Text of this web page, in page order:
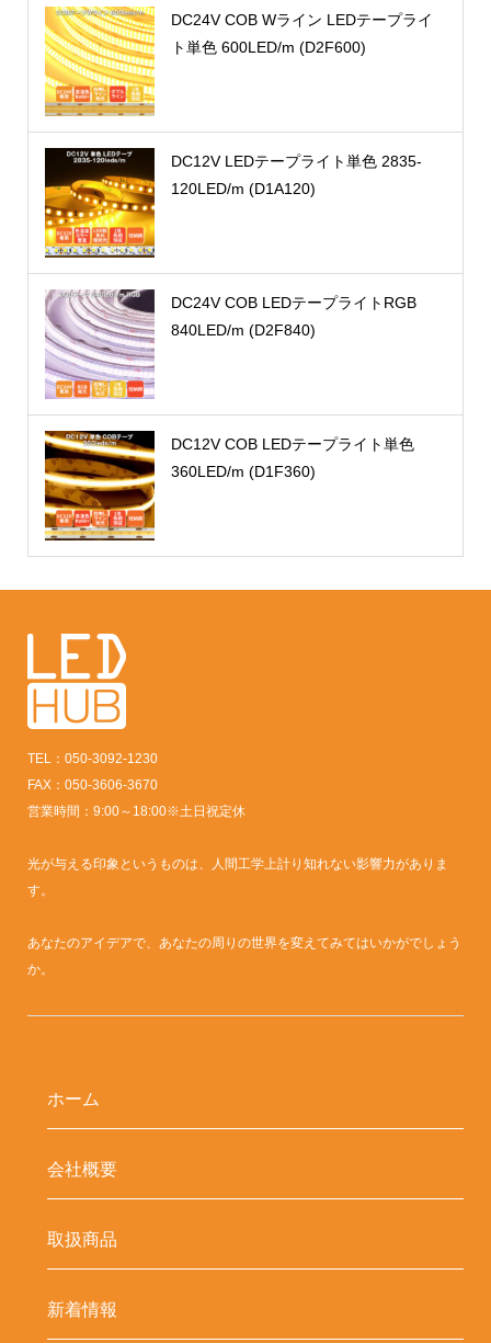
DC24V COB Wライン LEDテープライ
ト単色 600LED/m (D2F600)
DC12V LEDテープライト単色 2835-
120LED/m (D1A120)
DC24V COB LEDテープライトRGB
840LED/m (D2F840)
DC12V COB LEDテープライト単色
360LED/m (D1F360)
TEL：050-3092-1230
FAX：050-3606-3670
営業時間：9:00～18:00※土日祝定休
光が与える印象というものは、人間工学上計り知れない影響力がありま
す。
あなたのアイデアで、あなたの周りの世界を変えてみてはいかがでしょう
か。
ホーム
会社概要
取扱商品
新着情報